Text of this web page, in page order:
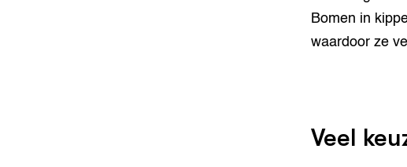
Bomen in
waardoor ze
Veel